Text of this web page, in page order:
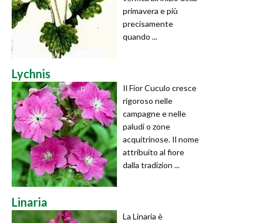
primavera e più
precisamente
quando ...
Lychnis
Il Fior Cuculo cresce
rigoroso nelle
campagne e nelle
paludi o zone
acquitrinose. Il nome
attribuito al fiore
dalla tradizion ...
Linaria
La Linaria è